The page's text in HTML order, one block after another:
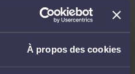
À propos des cookies